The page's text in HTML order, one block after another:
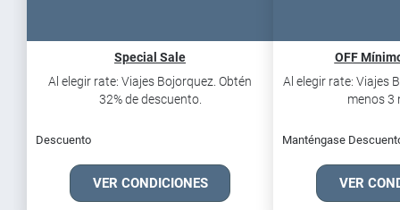
Special Sale
Al elegir rate: Viajes Bojorquez. Obtén
32% de descuento.
Descuento
VER CONDICIONES
OFF
Al elegir rate: Viajes
menos 3
Manténgase
VER